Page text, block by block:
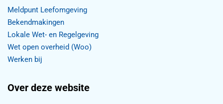
Meldpunt Leefomgeving
Bekendmakingen
Lokale Wet- en Regelgeving
Wet open overheid (Woo)
Werken bij
Over deze website